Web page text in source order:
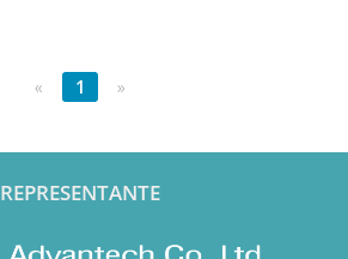
« 1 »
REPRESENTANTE